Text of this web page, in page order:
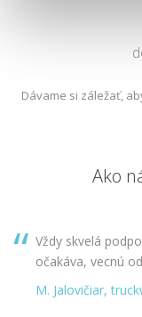
Dávame si záležať,
Ako
Vždy skvelá
očakáva, vecnú
M. Jalovičiar,